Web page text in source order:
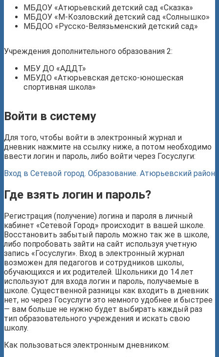
МБДОУ «Атюрьевский детский сад «Сказка»
МБДОУ «М-Козловский детский сад «Солнышко»
МБДОО «Русско-Велязьменский детский сад»
Учреждения дополнительного образования 2:
МБУ ДО «АДДТ»
МБУДО «Атюрьевская детско-юношеская
спортивная школа»
Войти в систему
Для того, чтобы войти в электронный журнал и
дневник нажмите на ссылку ниже, а потом необходимо
ввести логин и пароль, либо войти через Госуслуги:
Вход в Сетевой город. Образование. Атюрьевский район
Где взять логин и пароль?
Регистрация (получение) логина и пароля в личный
кабинет «Сетевой Город» происходит в вашей школе.
Восстановить забытый пароль можно так же в школе,
либо попробовать зайти на сайт используя учетную
запись «Госуслуги». Вход в электронный журнал
возможен для педагогов и сотрудников школы,
обучающихся и их родителей. Школьники до 14 лет
используют для входа логин и пароль, получаемые в
школе. Существенной разницы как входить в дневник
нет, но через Госуслуги это немного удобнее и быстрее
— вам больше не нужно будет выбирать каждый раз
тип образовательного учреждения и искать свою
школу.
Как пользоваться электронным дневником: